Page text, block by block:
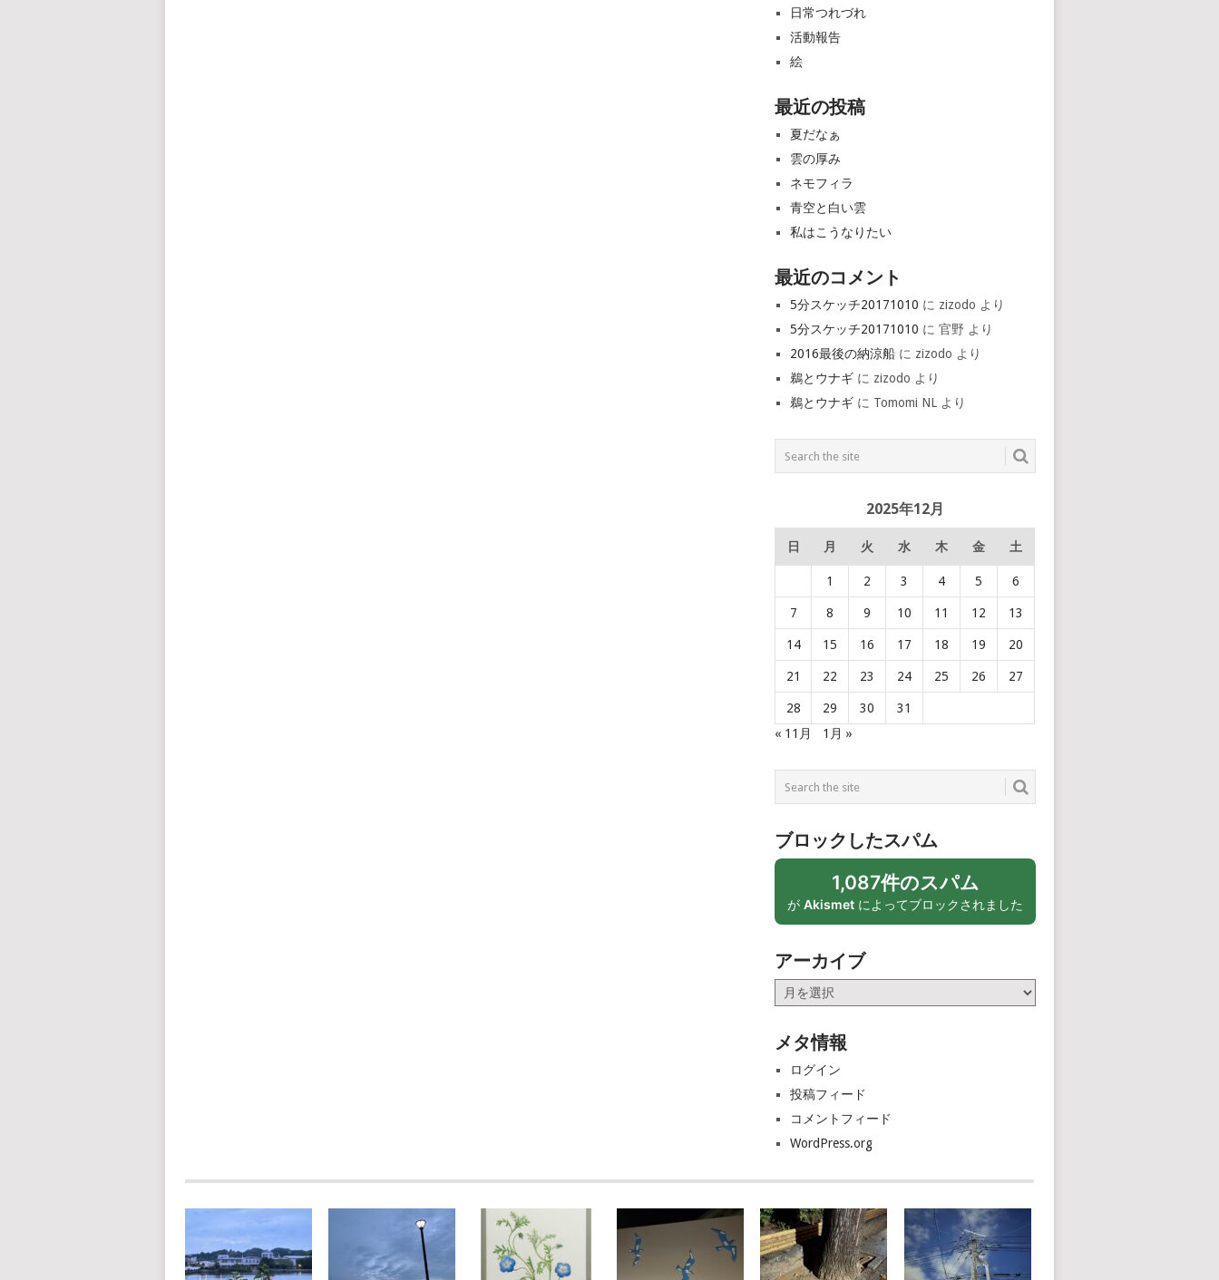
日常つれづれ
活動報告
絵
最近の投稿
夏だなぁ
雲の厚み
ネモフィラ
青空と白い雲
私はこうなりたい
最近のコメント
5分スケッチ20171010 に zizodo より
5分スケッチ20171010 に官野 より
2016最後の納涼船 に zizodo より
鵜とウナギ に zizodo より
鵜とウナギ に Tomomi NL より
2025年12月
日 月 火 水 木 金 土
1 2 3 4 5 6
7 8 9 10 11 12 13
14 15 16 17 18 19 20
21 22 23 24 25 26 27
28 29 30
31
« 11月
1月 »
ブロックしたスパム
1,087件のスパム
がAkismet によってブロックされました
アーカイブ
ア
ー
イ
メタ情報
ログイン
投稿フィード
コメントフィード
WordPress.org